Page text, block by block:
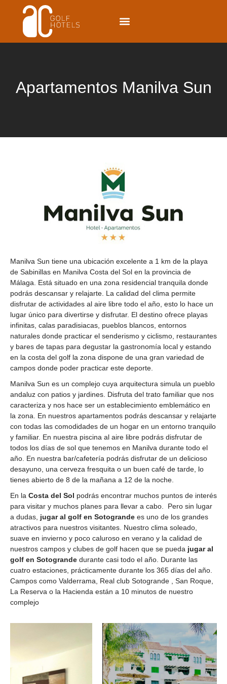
Apartamentos Manilva Sun
Manilva Sun tiene una ubicación excelente a 1 km de la playa
de Sabinillas en Manilva Costa del Sol en la provincia de
Málaga. Está situado en una zona residencial tranquila donde
podrás descansar y relajarte. La calidad del clima permite
disfrutar de actividades al aire libre todo el año, esto lo hace un
lugar único para divertirse y disfrutar. El destino ofrece playas
infinitas, calas paradisiacas, pueblos blancos, entornos
naturales donde practicar el senderismo y ciclismo, restaurantes
y bares de tapas para degustar la gastronomía local y estando
en la costa del golf la zona dispone de una gran variedad de
campos donde poder practicar este deporte.
Manilva Sun es un complejo cuya arquitectura simula un pueblo
andaluz con patios y jardines. Disfruta del trato familiar que nos
caracteriza y nos hace ser un establecimiento emblemático en
la zona. En nuestros apartamentos podrás descansar y relajarte
con todas las comodidades de un hogar en un entorno tranquilo
y familiar. En nuestra piscina al aire libre podrás disfrutar de
todos los días de sol que tenemos en Manilva durante todo el
año. En nuestra bar/cafetería podrás disfrutar de un delicioso
desayuno, una cerveza fresquita o un buen café de tarde, lo
tienes abierto de 8 de la mañana a 12 de la noche.
En la Costa del Sol podrás encontrar muchos puntos de interés
para visitar y muchos planes para llevar a cabo. Pero sin lugar
a dudas, jugar al golf en Sotogrande es uno de los grandes
atractivos para nuestros visitantes. Nuestro clima soleado,
suave en invierno y poco caluroso en verano y la calidad de
nuestros campos y clubes de golf hacen que se pueda jugar al
golf en Sotogrande durante casi todo el año. Durante las
cuatro estaciones, prácticamente durante los 365 días del año.
Campos como Valderrama, Real club Sotogrande , San Roque,
La Reserva o la Hacienda están a 10 minutos de nuestro
complejo